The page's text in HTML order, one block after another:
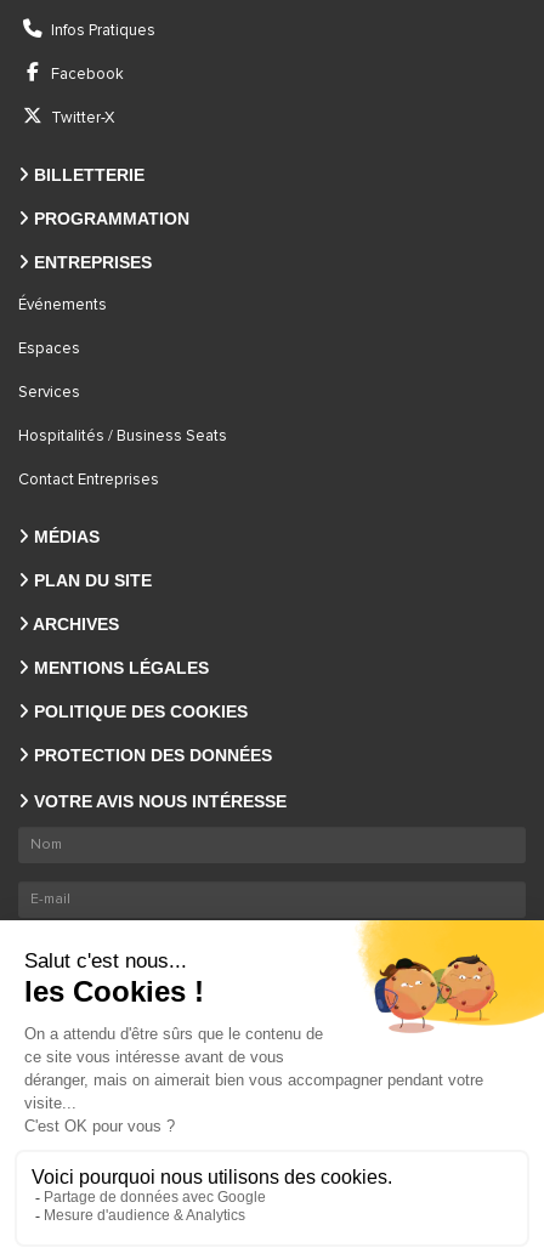
Infos Pratiques
Facebook
Twitter-X
BILLETTERIE
PROGRAMMATION
ENTREPRISES
Événements
Espaces
Services
Hospitalités / Business Seats
Contact Entreprises
MÉDIAS
PLAN DU SITE
ARCHIVES
MENTIONS LÉGALES
POLITIQUE DES COOKIES
PROTECTION DES DONNÉES
VOTRE AVIS NOUS INTÉRESSE
En envoyant ce formulaire, nous collectons votre email et nom. En savoir plus sur le